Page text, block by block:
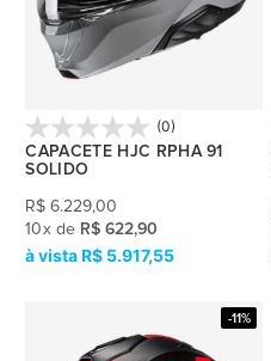
(0)
CAPACETE HJC RPHA 91
SOLIDO
R$ 6.229,00
10x de R$ 622,90
R$ 5.917,55
-11%